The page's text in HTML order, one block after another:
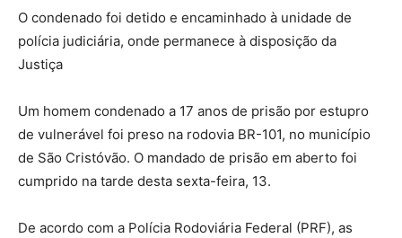
O condenado foi detido e encaminhado à unidade de
polícia judiciária, onde permanece à disposição da
Justiça
Um homem condenado a 17 anos de prisão por estupro
de vulnerável foi preso na rodovia BR-101, no município
de São Cristóvão. O mandado de prisão em aberto foi
cumprido na tarde desta sexta-feira, 13.
De acordo com a Polícia Rodoviária Federal (PRF), as